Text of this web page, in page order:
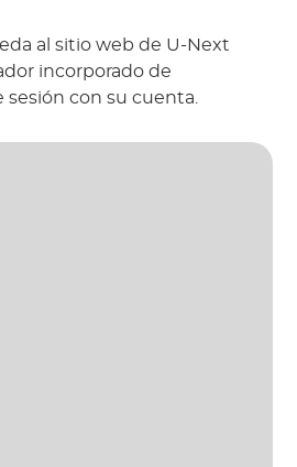
al sitio web de U-Next
incorporado de
sesión con su cuenta.